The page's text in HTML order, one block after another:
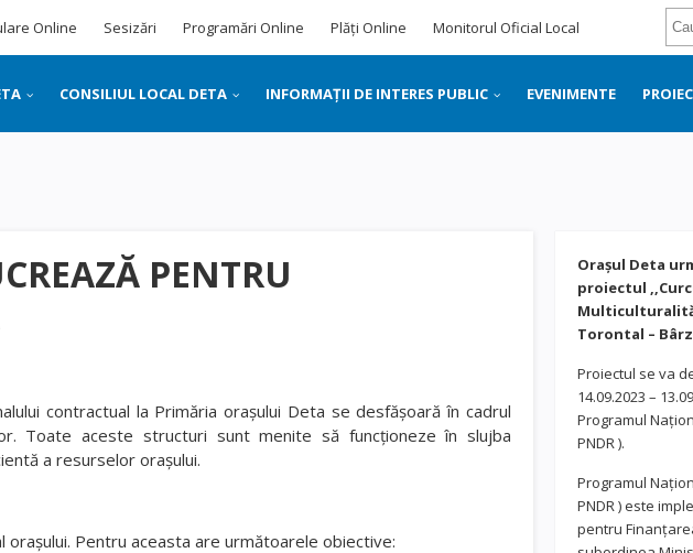
Online Sesizări Programări Online Plăți Online Monitorul Oficial Local
CONSILIUL LOCAL DETA INFORMAȚII DE INTERES PUBLIC EVENIMENTE
PENTRU
contractual la Primăria oraşului Deta se desfăşoară în cadrul
Toate aceste structuri sunt menite să funcţioneze în slujba
a resurselor oraşului.
Pentru aceasta are următoarele obiective:
Orașul Deta
proiectul
Torontal –
Proiectul se va
14.09.2023 –
Programul
PNDR ).
Programul
PNDR ) este
pentru